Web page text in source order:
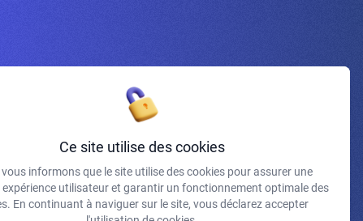
J'accepte de recevoir vos e-mails et confirme avoir pris
connaissance de votre politique de confidentialité et
mentions légales.
Ce site utilise des cookies
informons que le site utilise des cookies pour assurer une
expérience utilisateur et garantir un fonctionnement optimale des
En continuant à naviguer sur le site, vous déclarez accepter